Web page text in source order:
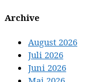
Archive
August 2026
Juli 2026
Juni 2026